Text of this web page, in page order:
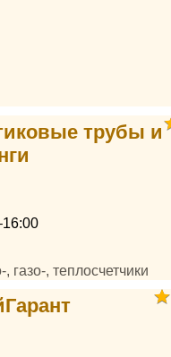
трубы и
, теплосчетчики